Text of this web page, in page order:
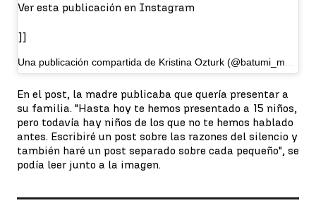
Ver esta publicación en Instagram
]]
En el post, la madre publicaba que quería presentar a
su familia. "Hasta hoy te hemos presentado a 15 niños,
pero todavía hay niños de los que no te hemos hablado
antes. Escribiré un post sobre las razones del silencio y
también haré un post separado sobre cada pequeño", se
podía leer junto a la imagen.